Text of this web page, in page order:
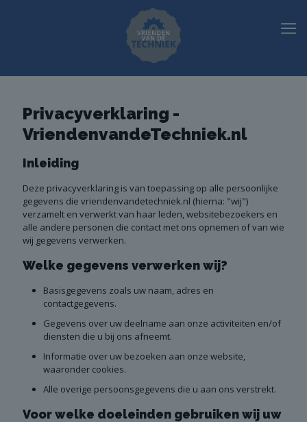
Privacyverklaring -
VriendenvandeTechniek.nl
Inleiding
Deze privacyverklaring is van toepassing op alle persoonlijke
gegevens die vriendenvandetechniek.nl (hierna: "wij")
verzamelt en verwerkt van haar leden, websitebezoekers en
alle andere personen die contact met ons opnemen of van wie
wij gegevens verwerken.
Welke gegevens verwerken wij?
Basisgegevens zoals uw naam, adres en
contactgegevens.
Gegevens over uw deelname aan onze activiteiten en/of
diensten die u bij ons afneemt.
Informatie over uw bezoeken aan onze website,
waaronder cookies.
Alle overige persoonsgegevens die u aan ons verstrekt.
Voor welke doeleinden gebruiken wij uw